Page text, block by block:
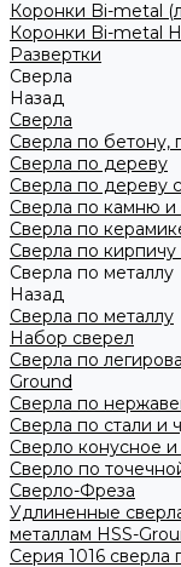
Коронки Bi-metal
Коронки Bi-metal
Развертки
Сверла
Назад
Сверла
Сверла по бетону,
Сверла по дереву
Сверла по дереву
Сверла по камню и
Сверла по
Сверла по
Сверла по металлу
Назад
Сверла по металлу
Набор сверел
Сверла по
Ground
Сверла по
Сверла по стали и
Сверло конусное
Сверло по
Сверло-Фреза
Удлиненные
металлам HSS-
Серия 1016 сверла